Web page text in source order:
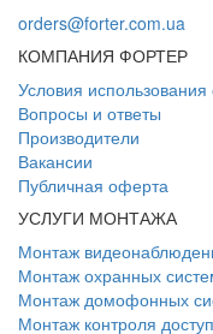
orders@forter.com.ua
КОМПАНИЯ ФОРТЕР
Условия использования
Вопросы и ответы
Производители
Вакансии
Публичная оферта
УСЛУГИ МОНТАЖА
Монтаж
Монтаж охранных
Монтаж домофонных
Монтаж контроля